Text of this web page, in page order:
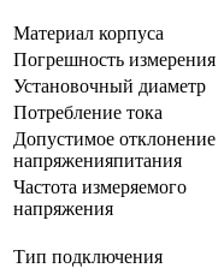
Материал корпуса
Погрешность измерения
Установочный диаметр
Потребление тока
Допустимое отклонение
напряженияпитания
Частота измеряемого
напряжения
Тип подключения